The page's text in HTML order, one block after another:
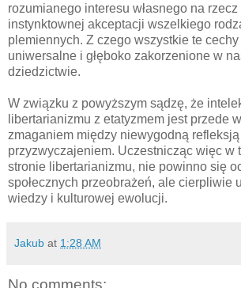
rozumianego interesu własnego na
instynktownej akceptacji wszelkiego
plemiennych. Z czego wszystkie te cechy
uniwersalne i głęboko zakorzenione w
dziedzictwie.
W związku z powyższym sądzę, że
libertarianizmu z etatyzmem jest przede
zmaganiem między niewygodną
przyzwyczajeniem. Uczestnicząc więc w
stronie libertarianizmu, nie powinno się
społecznych przeobrażeń, ale cierpliwie
wiedzy i kulturowej ewolucji.
Jakub at 1:28 AM
No comments: